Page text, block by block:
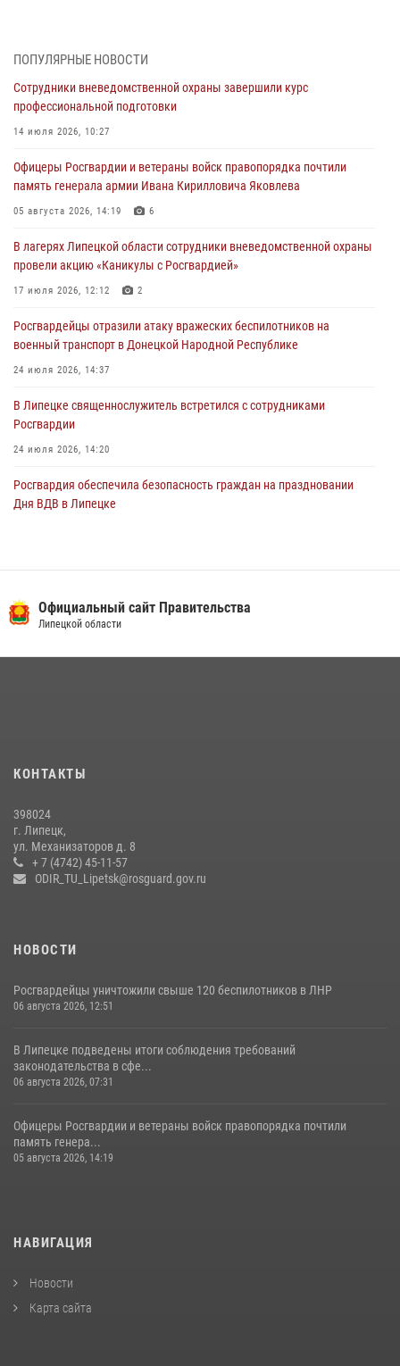
03 августа 2026, 13:43 1
Росгвардейцы обеспечили безопасность граждан в День Лев-
Толстовского района
03 августа 2026, 13:41
Росгвардия противодействует БПЛА ВСУ на южном направлении
(видео)
03 августа 2026, 13:39
Росгвардия обеспечила охрану порядка во время проведения
фестивалей в Липецке
03 августа 2026, 13:17
ПОПУЛЯРНЫЕ НОВОСТИ
Сотрудники вневедомственной охраны завершили курс
профессиональной подготовки
14 июля 2026, 10:27
Офицеры Росгвардии и ветераны войск правопорядка почтили
память генерала армии Ивана Кирилловича Яковлева
05 августа 2026, 14:19 6
В лагерях Липецкой области сотрудники вневедомственной охраны
провели акцию «Каникулы с Росгвардией»
17 июля 2026, 12:12 2
Росгвардейцы отразили атаку вражеских беспилотников на
военный транспорт в Донецкой Народной Республике
24 июля 2026, 14:37
В Липецке священнослужитель встретился с сотрудниками
Росгвардии
24 июля 2026, 14:20
Росгвардия обеспечила безопасность граждан на праздновании
Дня ВДВ в Липецке
28 июля 2026, 14:38 4
20 июля 2026, 12:22
Липецке
17 июля 2026, 12:26 5
Официальный сайт Правительства
Липецкой области
КОНТАКТЫ
398024
г. Липецк,
ул. Механизаторов д. 8
+ 7 (4742) 45-11-57
ODIR_TU_Lipetsk@rosguard.gov.ru
НОВОСТИ
Росгвардейцы уничтожили свыше 120 беспилотников в ЛНР
06 августа 2026, 12:51
В Липецке подведены итоги соблюдения требований
законодательства в сфе...
06 августа 2026, 07:31
Офицеры Росгвардии и ветераны войск правопорядка почтили
память генера...
05 августа 2026, 14:19
НАВИГАЦИЯ
Новости
Карта сайта